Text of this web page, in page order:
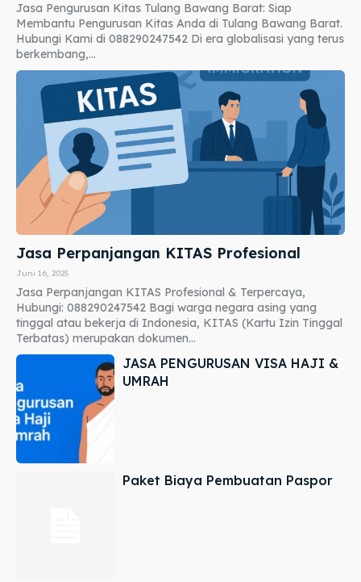
Jasa Pengurusan Kitas Tulang Bawang Barat: Siap
Membantu Pengurusan Kitas Anda di Tulang Bawang Barat.
Hubungi Kami di 088290247542 Di era globalisasi yang terus
berkembang,...
Jasa Perpanjangan KITAS Profesional
Juni 16, 2025
Jasa Perpanjangan KITAS Profesional & Terpercaya,
Hubungi: 088290247542 Bagi warga negara asing yang
tinggal atau bekerja di Indonesia, KITAS (Kartu Izin Tinggal
Terbatas) merupakan dokumen...
JASA PENGURUSAN VISA HAJI &
UMRAH
Paket Biaya Pembuatan Paspor